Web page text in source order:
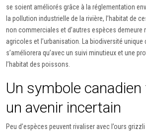
se soient améliorés grâce à la réglementation
la pollution industrielle de la rivière, l’habitat de
non commerciales et d’autres espèces demeure
agricoles et l’urbanisation. La biodiversité unique
s’améliorera qu’avec un suivi minutieux et une
l’habitat des poissons.
Un symbole
un avenir incertain
Peu d’espèces peuvent rivaliser avec l’ours